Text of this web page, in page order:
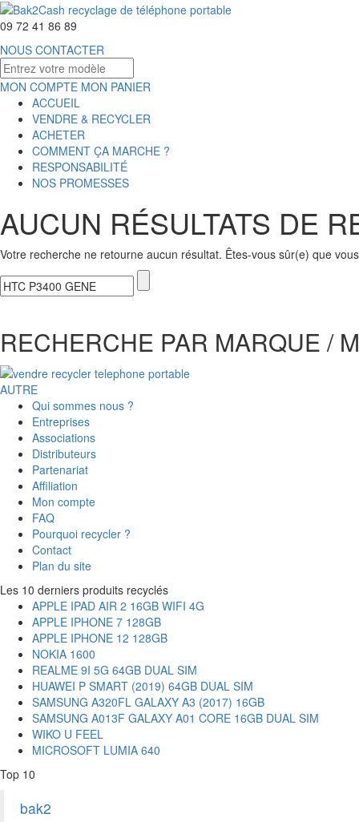
09 72 41 86 89
NOUS CONTACTER
MON COMPTE MON PANIER
ACCUEIL
VENDRE & RECYCLER
ACHETER
COMMENT ÇA MARCHE ?
RESPONSABILITÉ
NOS PROMESSES
AUCUN RÉSULTATS DE
Votre recherche ne retourne aucun résultat. Êtes-vous sûr(e) que
RECHERCHE PAR MARQUE /
AUTRE
Qui sommes nous ?
Entreprises
Associations
Distributeurs
Partenariat
Affiliation
Mon compte
FAQ
Pourquoi recycler ?
Contact
Plan du site
Les 10 derniers produits recyclés
APPLE IPAD AIR 2 16GB WIFI 4G
APPLE IPHONE 7 128GB
APPLE IPHONE 12 128GB
NOKIA 1600
REALME 9I 5G 64GB DUAL SIM
HUAWEI P SMART (2019) 64GB DUAL SIM
SAMSUNG A320FL GALAXY A3 (2017) 16GB
SAMSUNG A013F GALAXY A01 CORE 16GB DUAL SIM
WIKO U FEEL
MICROSOFT LUMIA 640
Top 10
bak2